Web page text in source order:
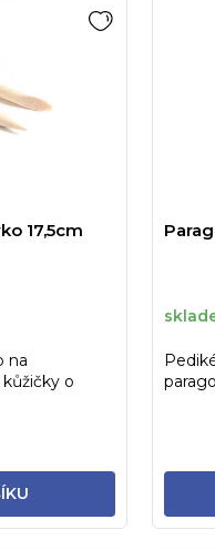
17,5cm
na
o